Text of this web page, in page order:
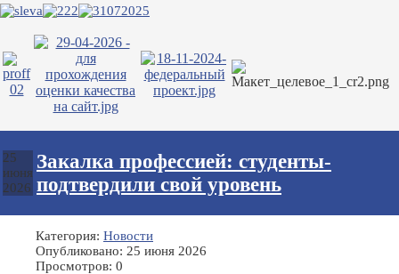
25
июня
2026
Закалка профессией: студенты-
подтвердили свой уровень
Категория: Новости
Опубликовано: 25 июня 2026
Просмотров: 0